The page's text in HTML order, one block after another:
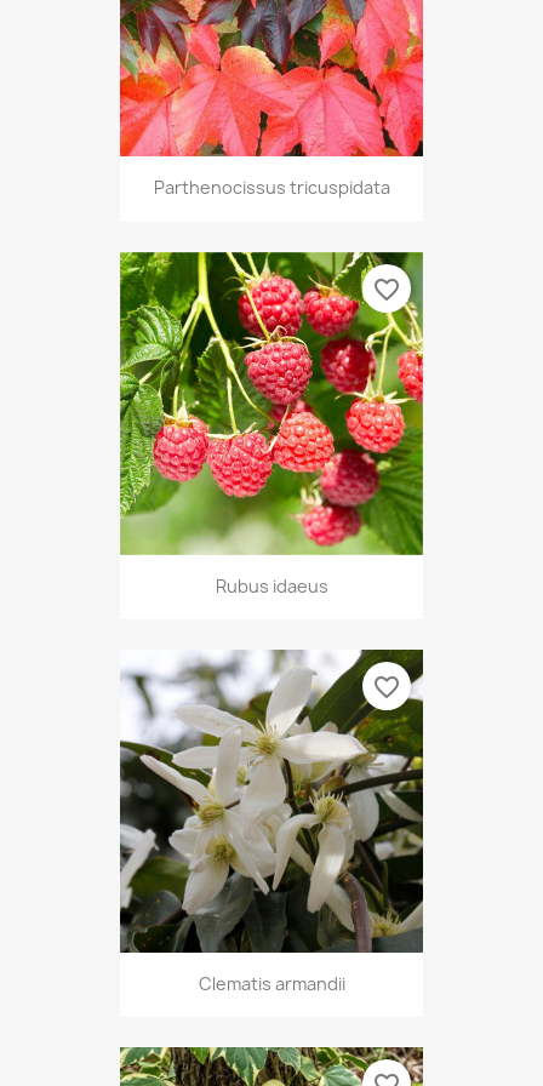
Parthenocissus tricuspidata
Rubus idaeus
favorite_border
Clematis armandii
favorite_border